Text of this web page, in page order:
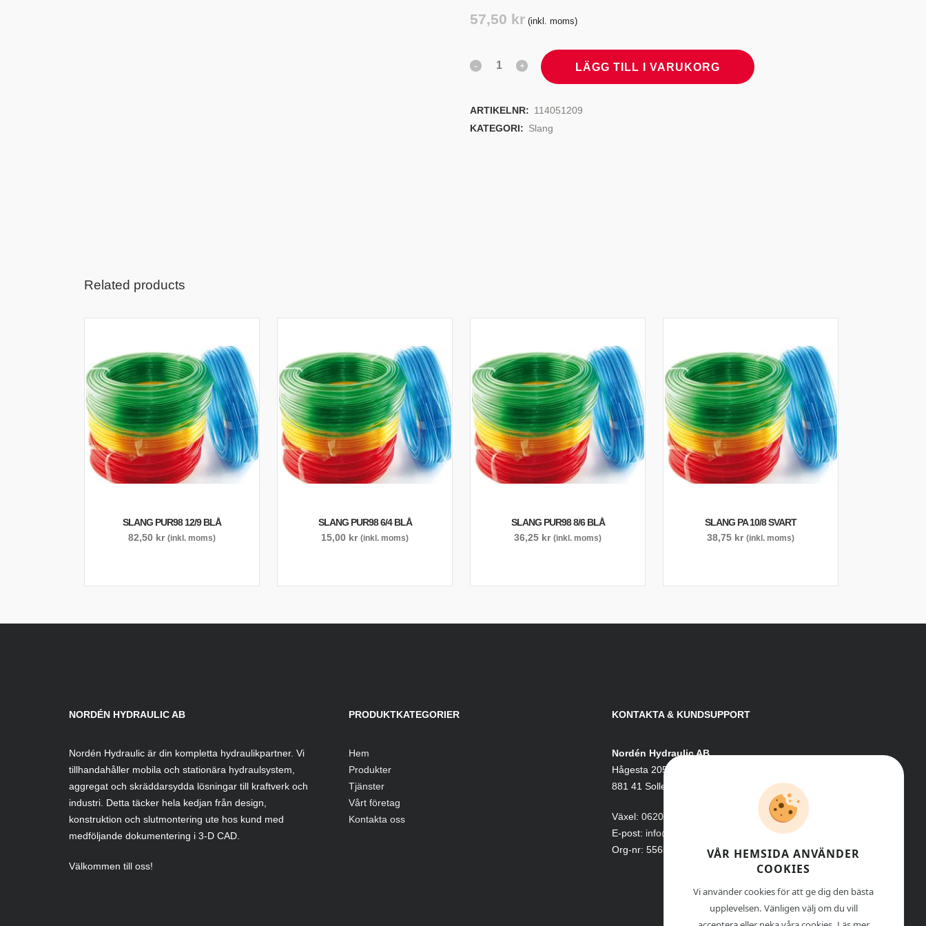
57,50 kr (inkl. moms)
LÄGG TILL I VARUKORG
ARTIKELNR: 114051209
KATEGORI: Slang
Related products
SLANG PUR98 12/9 BLÅ
82,50 kr (inkl. moms)
SLANG PUR98 6/4 BLÅ
15,00 kr (inkl. moms)
SLANG PUR98 8/6 BLÅ
36,25 kr (inkl. moms)
SLANG PA 10/8 SVART
38,75 kr (inkl. moms)
NORDÉN HYDRAULIC AB
Nordén Hydraulic är din kompletta hydraulikpartner. Vi
tillhandahåller mobila och stationära hydraulsystem,
aggregat och skräddarsydda lösningar till kraftverk och
industri. Detta täcker hela kedjan från design,
konstruktion och slutmontering ute hos kund med
medföljande dokumentering i 3-D CAD.
Välkommen till oss!
PRODUKTKATEGORIER
Hem
Produkter
Tjänster
Vårt företag
Kontakta oss
KONTAKTA & KUNDSUPPORT
Nordén Hydraulic AB
Hågesta 205
881 41 Sollefteå
Växel: 0620-161 41
E-post: info@nordenhydraulic.se
Org-nr: 556531-8424
VÅR HEMSIDA ANVÄNDER
COOKIES
Vi använder cookies för att ge dig den bästa
upplevelsen. Vänligen välj om du vill